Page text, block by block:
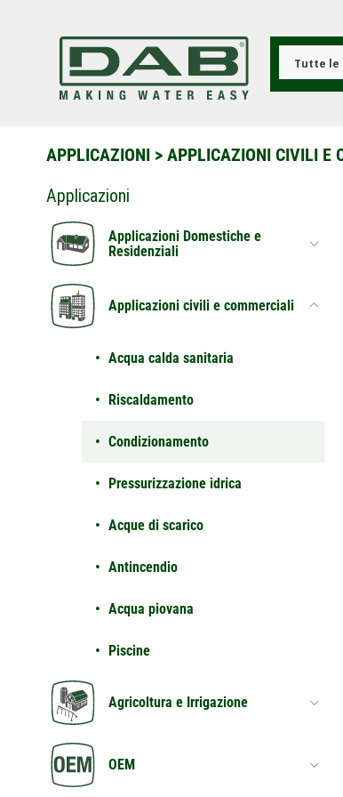
Tutte le
APPLICAZIONI > APPLICAZIONI CIVILI E
Applicazioni
Applicazioni Domestiche e
Residenziali
Applicazioni civili e commerciali
Acqua calda sanitaria
Riscaldamento
Condizionamento
Pressurizzazione idrica
Acque di scarico
Antincendio
Acqua piovana
Piscine
Agricoltura e Irrigazione
OEM